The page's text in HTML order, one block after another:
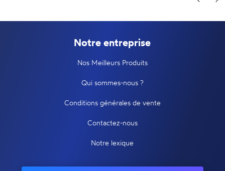
Notre entreprise
Nos Meilleurs Produits
Qui sommes-nous ?
Conditions générales de vente
Contactez-nous
Notre lexique